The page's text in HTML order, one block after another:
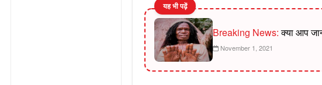
यह भी पढ़ें
Breaking News:क्या आप
November 1, 2021